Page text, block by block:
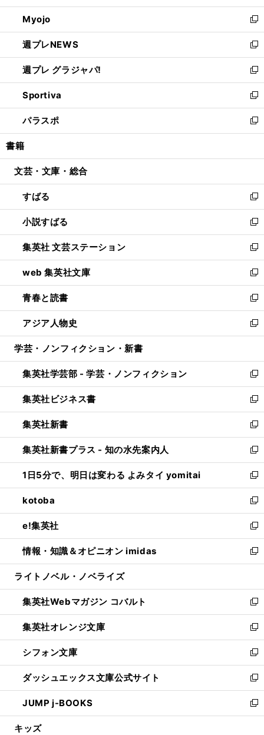
開
く
ウ
で
開
く
ン
ド
ウ
で
開
く
ウ
ィ
ン
ド
ウ
で
開
く
Myojo
新
し
い
ウ
ィ
ン
ド
ウ
で
開
週プレNEWS
新
し
い
ウ
ィ
ン
ド
ウ
開
週プレ グラジャパ!
新
し
い
ウ
ィ
ン
ウ
開
く
Sportiva
新
し
い
ウ
ン
ウ
で
開
く
パラスポ
新
し
ウ
ン
ド
ウ
で
開
く
書籍
文芸・文庫・総合
すばる
新
し
い
ウ
ィ
ン
ド
ウ
で
開
く
小説すばる
新
し
い
ウ
ィ
ン
ド
ウ
で
開
集英社 文芸ステーション
新
し
い
ウ
ィ
ン
ド
ウ
開
く
web 集英社文庫
新
し
い
ウ
ィ
ン
ウ
で
開
く
青春と読書
新
し
い
ウ
ン
ド
ウ
で
開
く
アジア人物史
新
し
ウ
ィ
ン
ド
ウ
で
開
く
学芸・ノンフィクション・新書
集英社学芸部 - 学芸・ノンフィクション
新
し
い
ウ
ィ
ン
ド
ウ
で
開
く
集英社ビジネス書
新
し
い
ウ
ィ
ン
ド
ウ
で
開
く
集英社新書
新
し
い
ウ
ィ
ン
ド
ウ
で
開
く
集英社新書プラス - 知の水先案内人
新
し
い
ウ
ィ
ン
ド
ウ
で
開
1日5分で、明日は変わる よみタイ yomitai
新
し
い
ウ
ィ
ン
ド
ウ
開
く
kotoba
新
し
い
ウ
ィ
ン
ウ
で
開
く
e!集英社
新
し
い
ウ
ン
ド
ウ
で
開
く
情報・知識＆オピニオン imidas
新
し
ウ
ィ
ン
ド
ウ
で
開
く
ライトノベル・ノベライズ
集英社Webマガジン コバルト
新
し
い
ウ
ィ
ン
ド
ウ
で
開
集英社オレンジ文庫
新
し
い
ウ
ィ
ン
ド
ウ
シフォン文庫
新
し
い
ウ
ィ
ン
ダッシュエックス文庫公式サイト
新
し
い
ウ
JUMP j-BOOKS
新
し
キッズ